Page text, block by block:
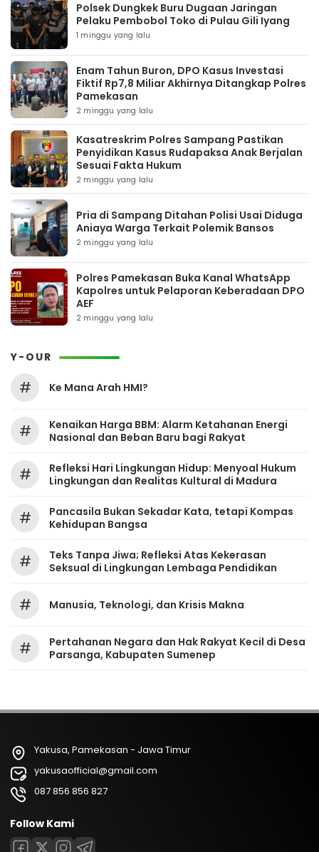
Polsek Dungkek Buru Dugaan Jaringan
Pelaku Pembobol Toko di Pulau Gili Iyang
1 minggu yang lalu
Enam Tahun Buron, DPO Kasus Investasi
Fiktif Rp7,8 Miliar Akhirnya Ditangkap Polres
Pamekasan
2 minggu yang lalu
Kasatreskrim Polres Sampang Pastikan
Penyidikan Kasus Rudapaksa Anak Berjalan
Sesuai Fakta Hukum
2 minggu yang lalu
Pria di Sampang Ditahan Polisi Usai Diduga
Aniaya Warga Terkait Polemik Bansos
2 minggu yang lalu
Polres Pamekasan Buka Kanal WhatsApp
Kapolres untuk Pelaporan Keberadaan DPO
AEF
2 minggu yang lalu
Y-OUR
# Ke Mana Arah HMI?
#
Kenaikan Harga BBM: Alarm Ketahanan Energi
Nasional dan Beban Baru bagi Rakyat
#
Refleksi Hari Lingkungan Hidup: Menyoal Hukum
Lingkungan dan Realitas Kultural di Madura
#
Pancasila Bukan Sekadar Kata, tetapi Kompas
Kehidupan Bangsa
#
Teks Tanpa Jiwa; Refleksi Atas Kekerasan
Seksual di Lingkungan Lembaga Pendidikan
# Manusia, Teknologi, dan Krisis Makna
#
Pertahanan Negara dan Hak Rakyat Kecil di Desa
Parsanga, Kabupaten Sumenep
Yakusa, Pamekasan - Jawa Timur
yakusaofficial@gmail.com
087 856 856 827
Follow Kami